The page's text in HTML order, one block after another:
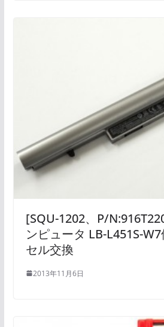
[SQU-1202、P/
ンピュータ LB-L451S-
セル交換
2013年11月6日